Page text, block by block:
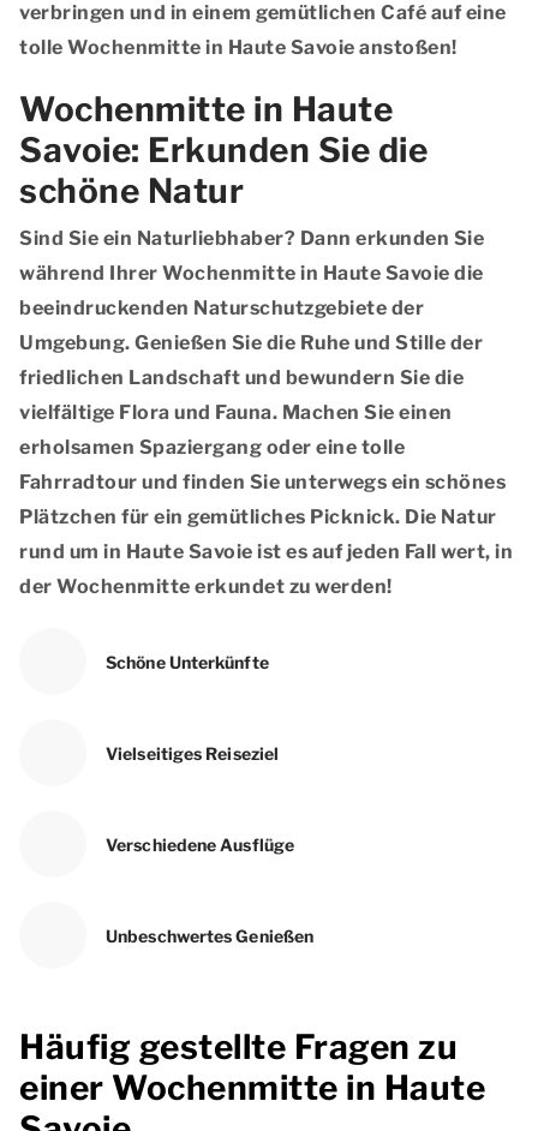
verbringen und in einem gemütlichen Café auf eine
tolle Wochenmitte in Haute Savoie anstoßen!
Wochenmitte in Haute
Savoie: Erkunden Sie die
schöne Natur
Sind Sie ein Naturliebhaber? Dann erkunden Sie
während Ihrer Wochenmitte in Haute Savoie die
beeindruckenden Naturschutzgebiete der
Umgebung. Genießen Sie die Ruhe und Stille der
friedlichen Landschaft und bewundern Sie die
vielfältige Flora und Fauna. Machen Sie einen
erholsamen Spaziergang oder eine tolle
Fahrradtour und finden Sie unterwegs ein schönes
Plätzchen für ein gemütliches Picknick. Die Natur
rund um in Haute Savoie ist es auf jeden Fall wert, in
der Wochenmitte erkundet zu werden!
Schöne Unterkünfte
Vielseitiges Reiseziel
Verschiedene Ausflüge
Unbeschwertes Genießen
Häufig gestellte Fragen zu
einer Wochenmitte in Haute